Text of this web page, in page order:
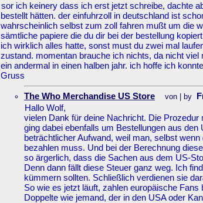
sor ich keinery dass ich erst jetzt schreibe, dachte
bestellt hätten. der einfuhrzoll in deutschland ist
wahrscheinlich selbst zum zoll fahren mußt um die
sämtliche papiere die du dir bei der bestellung
ich wirklich alles hatte, sonst must du zwei mal
zustand. momentan brauche ich nichts, da nicht
ein andermal in einen halben jahr. ich hoffe ich
Gruss
The Who Merchandise US Store von | by
Hallo Wolf,
vielen Dank für deine Nachricht. Die
ging dabei ebenfalls um Bestellungen aus
beträchtlicher Aufwand, weil man, selbst
bezahlen muss. Und bei der Berechnung
so ärgerlich, dass die Sachen aus dem US-
Denn dann fällt diese Steuer ganz weg. Ich
kümmern sollten. Schließlich verdienen sie
So wie es jetzt läuft, zahlen europäische
Doppelte wie jemand, der in den USA oder